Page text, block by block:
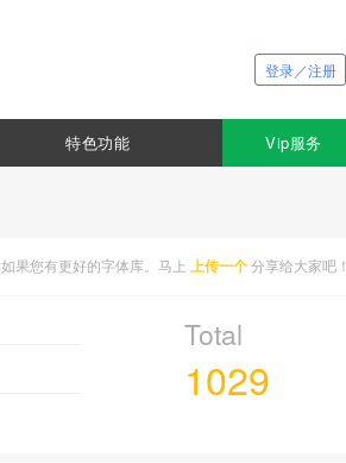
登录／注册
特色功能 Vip服务
如果您有更好的字体库。马上 上传一个分享给大家吧！
Total
1029